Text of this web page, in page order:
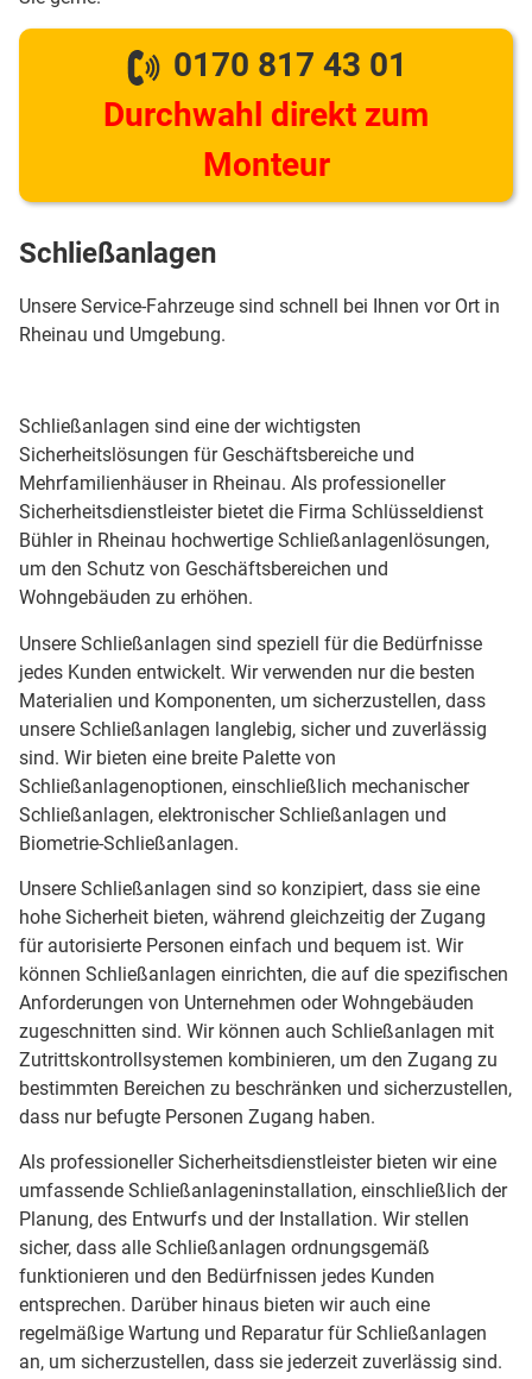
0170 817 43 01
Durchwahl direkt zum
Monteur
Schließanlagen
Unsere Service-Fahrzeuge sind schnell bei Ihnen vor Ort in
Rheinau und Umgebung.
Schließanlagen sind eine der wichtigsten
Sicherheitslösungen für Geschäftsbereiche und
Mehrfamilienhäuser in Rheinau. Als professioneller
Sicherheitsdienstleister bietet die Firma Schlüsseldienst
Bühler in Rheinau hochwertige Schließanlagenlösungen,
um den Schutz von Geschäftsbereichen und
Wohngebäuden zu erhöhen.
Unsere Schließanlagen sind speziell für die Bedürfnisse
jedes Kunden entwickelt. Wir verwenden nur die besten
Materialien und Komponenten, um sicherzustellen, dass
unsere Schließanlagen langlebig, sicher und zuverlässig
sind. Wir bieten eine breite Palette von
Schließanlagenoptionen, einschließlich mechanischer
Schließanlagen, elektronischer Schließanlagen und
Biometrie-Schließanlagen.
Unsere Schließanlagen sind so konzipiert, dass sie eine
hohe Sicherheit bieten, während gleichzeitig der Zugang
für autorisierte Personen einfach und bequem ist. Wir
können Schließanlagen einrichten, die auf die spezifischen
Anforderungen von Unternehmen oder Wohngebäuden
zugeschnitten sind. Wir können auch Schließanlagen mit
Zutrittskontrollsystemen kombinieren, um den Zugang zu
bestimmten Bereichen zu beschränken und sicherzustellen,
dass nur befugte Personen Zugang haben.
Als professioneller Sicherheitsdienstleister bieten wir eine
umfassende Schließanlageninstallation, einschließlich der
Planung, des Entwurfs und der Installation. Wir stellen
sicher, dass alle Schließanlagen ordnungsgemäß
funktionieren und den Bedürfnissen jedes Kunden
entsprechen. Darüber hinaus bieten wir auch eine
regelmäßige Wartung und Reparatur für Schließanlagen
an, um sicherzustellen, dass sie jederzeit zuverlässig sind.